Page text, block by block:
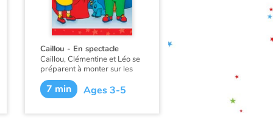
Caillou - En spectacle
Caillou, Clémentine et Léo se
préparent à monter sur les
planches pour la première
fois à la garderie.
7 min Ages 3-5